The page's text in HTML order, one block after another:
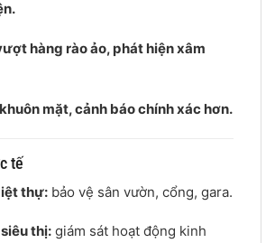
hàng rào ảo, phát hiện xâm
mặt, cảnh báo chính xác hơn.
tế
thự:bảo vệ sân vườn, cổng, gara.
thị:giám sát hoạt động kinh